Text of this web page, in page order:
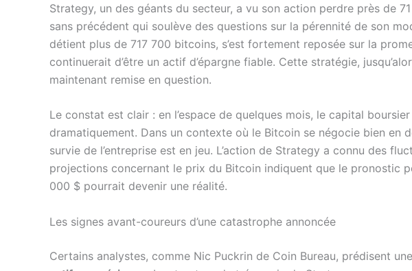
Strategy, un des géants du secteur, a vu son action perdre près de
sans précédent qui soulève des questions sur la pérennité de son
détient plus de 717 700 bitcoins, s’est fortement reposée sur la
continuerait d’être un actif d’épargne fiable. Cette stratégie,
maintenant remise en question.
Le constat est clair : en l’espace de quelques mois, le capital
dramatiquement. Dans un contexte où le Bitcoin se négocie bien en
survie de l’entreprise est en jeu. L’action de Strategy a connu des
projections concernant le prix du Bitcoin indiquent que le pronostic
000 $ pourrait devenir une réalité.
Les signes avant-coureurs d’une catastrophe annoncée
Certains analystes, comme Nic Puckrin de Coin Bureau, prédisent une